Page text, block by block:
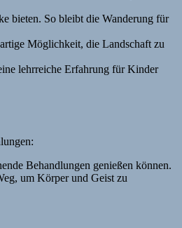
bieten. So bleibt die Wanderung für
Möglichkeit, die Landschaft zu
lehrreiche Erfahrung für Kinder
Behandlungen genießen können.
um Körper und Geist zu